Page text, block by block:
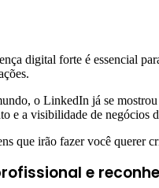
digital forte é essencial
o LinkedIn já se
e a visibilidade de negócios
que irão fazer você
e